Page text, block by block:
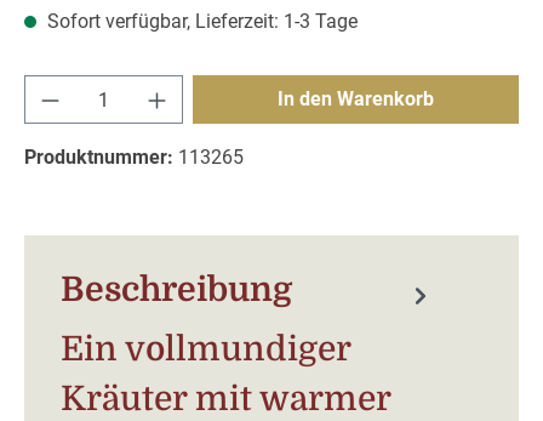
Sofort verfügbar, Lieferzeit: 1-3 Tage
Produkt Anzahl: Gib den gewünschten
In den Warenkorb
Produktnummer: 113265
Beschreibung
Ein vollmundiger
Kräuter mit warmer